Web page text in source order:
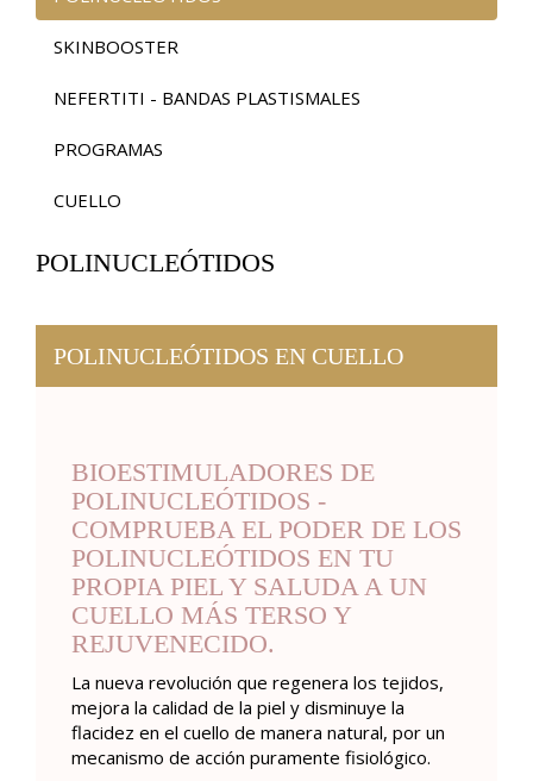
SKINBOOSTER
NEFERTITI - BANDAS PLASTISMALES
PROGRAMAS
CUELLO
POLINUCLEÓTIDOS
POLINUCLEÓTIDOS EN CUELLO
BIOESTIMULADORES DE
POLINUCLEÓTIDOS -
COMPRUEBA EL PODER DE LOS
POLINUCLEÓTIDOS EN TU
PROPIA PIEL Y SALUDA A UN
CUELLO MÁS TERSO Y
REJUVENECIDO.
La nueva revolución que regenera los tejidos,
mejora la calidad de la piel y disminuye la
flacidez en el cuello de manera natural, por un
mecanismo de acción puramente fisiológico.